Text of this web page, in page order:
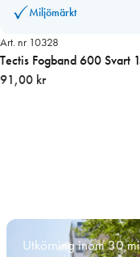
Miljömärkt
Art. nr 10328
Tectis Fogband 600
91,00 kr
Utkörning inom 30